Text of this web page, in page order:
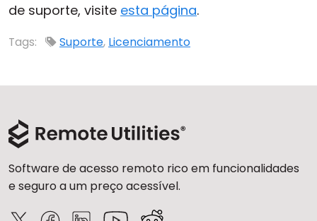
de suporte, visite esta página.
Tags: Suporte, Licenciamento
Software de acesso remoto rico em funcionalidades
e seguro a um preço acessível.